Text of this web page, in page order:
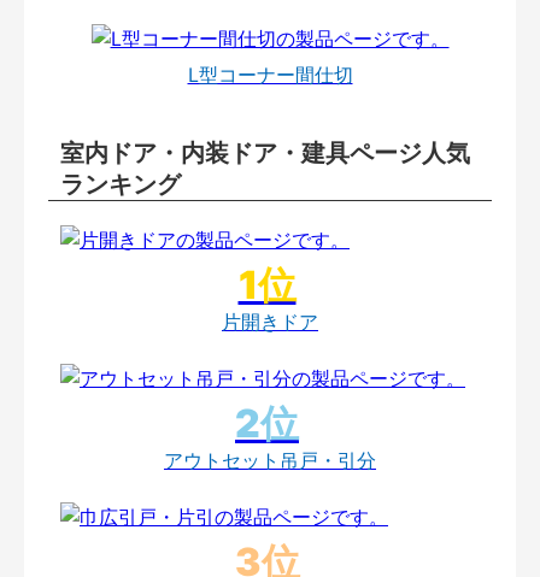
L型コーナー間仕切
室内ドア・内装ドア・建具ページ人気
ランキング
片開きドア
アウトセット吊戸・引分